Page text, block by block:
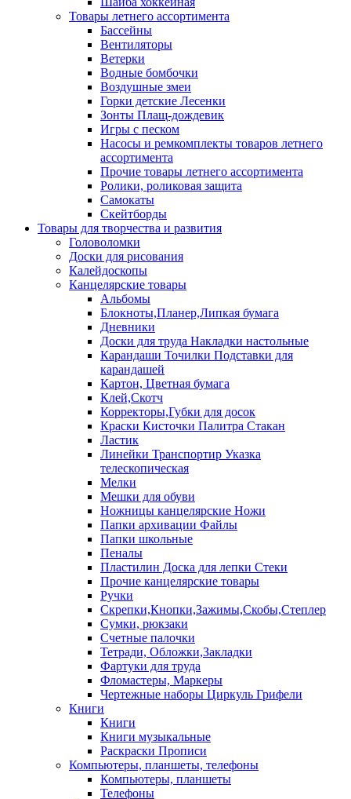
Товары летнего ассортимента
Бассейны
Вентиляторы
Ветерки
Водные бомбочки
Воздушные змеи
Горки детские Лесенки
Зонты Плащ-дождевик
Игры с песком
Насосы и ремкомплекты товаров летнего
ассортимента
Прочие товары летнего ассортимента
Ролики, роликовая защита
Самокаты
Скейтборды
Товары для творчества и развития
Головоломки
Доски для рисования
Калейдоскопы
Канцелярские товары
Альбомы
Блокноты,Планер,Липкая бумага
Дневники
Доски для труда Накладки настольные
Карандаши Точилки Подставки для
карандашей
Картон, Цветная бумага
Клей,Скотч
Корректоры,Губки для досок
Краски Кисточки Палитра Стакан
Ластик
Линейки Транспортир Указка
телескопическая
Мелки
Мешки для обуви
Ножницы канцелярские Ножи
Папки архивации Файлы
Папки школьные
Пеналы
Пластилин Доска для лепки Стеки
Прочие канцелярские товары
Ручки
Скрепки,Кнопки,Зажимы,Скобы,Степлер
Сумки, рюкзаки
Счетные палочки
Тетради, Обложки,Закладки
Фартуки для труда
Фломастеры, Маркеры
Чертежные наборы Циркуль Грифели
Книги
Книги
Книги музыкальные
Раскраски Прописи
Компьютеры, планшеты, телефоны
Компьютеры, планшеты
Телефоны